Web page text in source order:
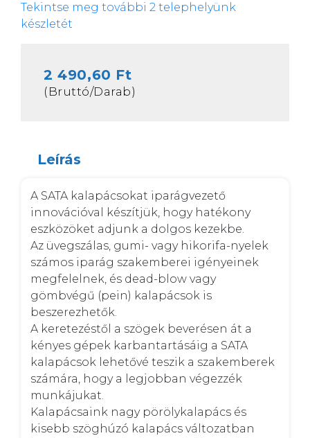
Tekintse meg további 2 telephelyünk
készletét
2 490,60 Ft
(Bruttó/Darab)
Leírás
A SATA kalapácsokat iparágvezető
innovációval készítjük, hogy hatékony
eszközöket adjunk a dolgos kezekbe.
Az üvegszálas, gumi- vagy hikorifa-nyelek
számos iparág szakemberei igényeinek
megfelelnek, és dead-blow vagy
gömbvégű (pein) kalapácsok is
beszerezhetők.
A keretezéstől a szögek beverésen át a
kényes gépek karbantartásáig a SATA
kalapácsok lehetővé teszik a szakemberek
számára, hogy a legjobban végezzék
munkájukat.
Kalapácsaink nagy pörölykalapács és
kisebb szöghúzó kalapács változatban